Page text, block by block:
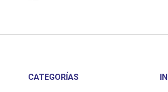
CATEGORÍAS